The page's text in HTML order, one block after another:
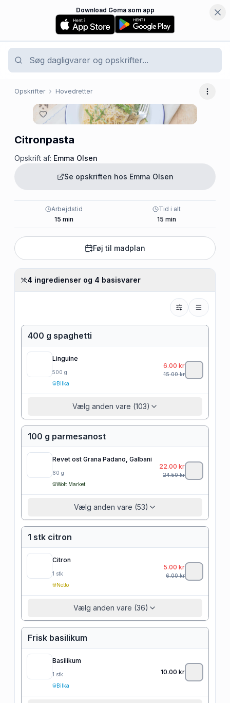
Download Goma som app
Opskrifter Hovedretter Flere
Citronpasta
Opskrift af: Emma Olsen
Se opskriften hos Emma Olsen
Arbejdstid
15 min
Tid i alt
15 min
Føj til madplan
4 ingredienser og 4 basisvarer
400 g spaghetti
Linguine
500 g
Bilka
6.00 kr
15.00kr
Vælg anden vare (103)
100 g parmesanost
Revet ost Grana Padano, Galbani
60 g
Wolt Market
22.00 kr
24.50kr
Vælg anden vare (53)
1 stk citron
Citron
1 stk
Netto
5.00 kr
6.00kr
Vælg anden vare (36)
Frisk basilikum
Basilikum
1 stk
Bilka
10.00 kr